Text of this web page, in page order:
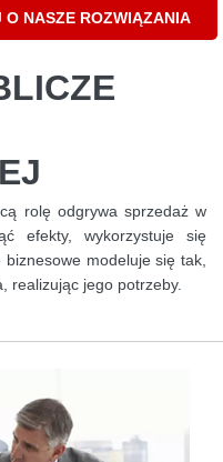
O NASZE ROZWIĄZANIA
rolę odgrywa sprzedaż w
efekty, wykorzystuje się
modeluje się tak,
realizując jego potrzeby.